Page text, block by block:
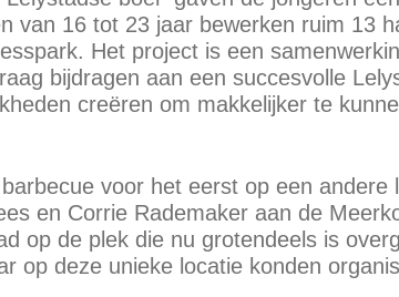
van 16 tot 23 jaar bewerken ruim 13
Het project is een
bijdragen aan een succesvolle
creëren om makkelijker te
voor het eerst op een
en Corrie Rademaker aan de
op de plek die nu grotendeels is
op deze unieke locatie konden